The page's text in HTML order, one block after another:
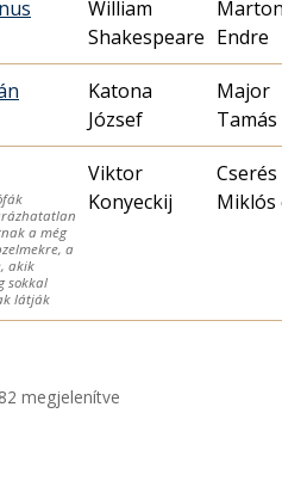
William
Shakespeare Endre
Katona
József
Major
Tamás
a még
a
akik
sokkal
látják
Viktor
Konyeckij
Cserés
Miklós
megjelenítve